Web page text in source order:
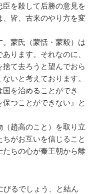
臣を殺して后勝の意見を
、皆、古来のやり方を変
蒙氏（蒙恬・蒙毅）は
ります。それなのに、
て去ろうと望んでおら
いと考えております。
を治めることができ
つことができない』と
趙高のこと）を取り立
がお互いを信じること
たちの心が秦王朝から離
びるでしょう、と結ん